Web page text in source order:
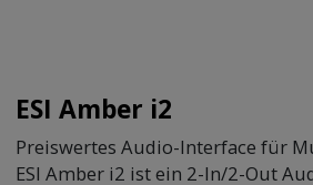
ESI Amber i2
Preiswertes Audio-Interface für
ESI Amber i2 ist ein 2-In/2-Out